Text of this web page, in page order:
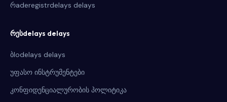
რaderegistrdelays delays
რესdelays delays
ბlodelays delays
უფასო ინსტრუმენტები
კონფიდენციალურობის პოლიტიკა